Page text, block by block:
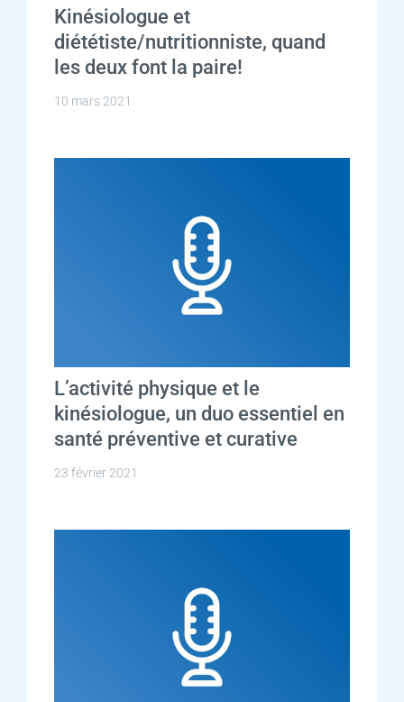
Kinésiologue et
diététiste/nutritionniste, quand
les deux font la paire!
10 mars 2021
L’activité physique et le
kinésiologue, un duo essentiel en
santé préventive et curative
23 février 2021